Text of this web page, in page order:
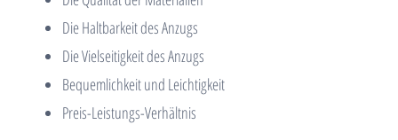
Die Haltbarkeit des Anzugs
Die Vielseitigkeit des Anzugs
Bequemlichkeit und Leichtigkeit
Preis-Leistungs-Verhältnis